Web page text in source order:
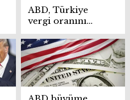
ABD, Türkiye
vergi oranını
yükselterek
onayladı: Yüzde 15
vergi ihracatı nasıl
etkiler?